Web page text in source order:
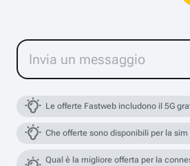
Le offerte Fastweb includono il 5G
Che offerte sono disponibili per la
Qual è la migliore offerta per la